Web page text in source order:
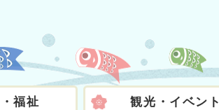
福祉 観光・イベント